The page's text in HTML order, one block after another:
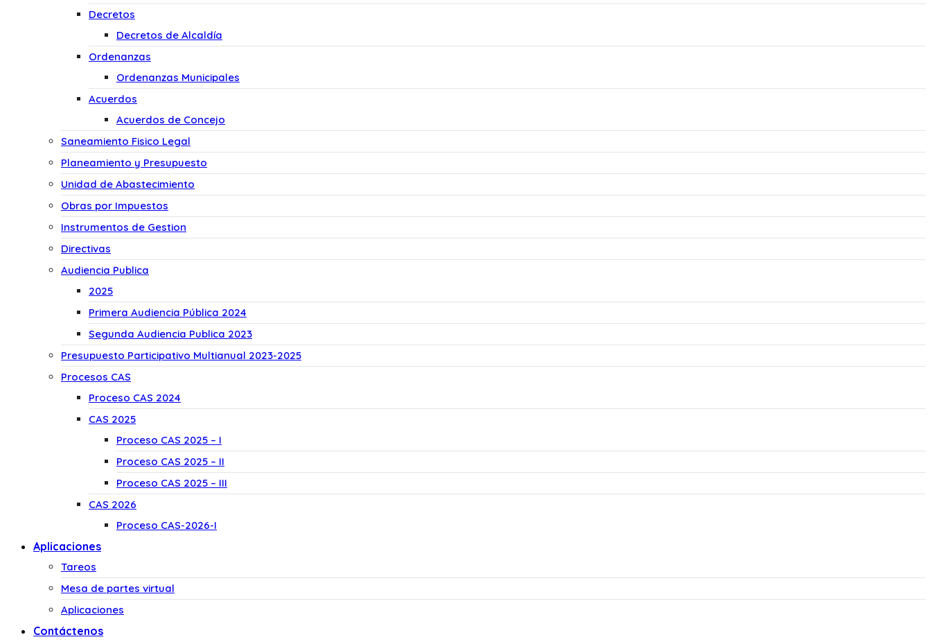
Decretos
Decretos de Alcaldía
Ordenanzas
Ordenanzas Municipales
Acuerdos
Acuerdos de Concejo
Saneamiento Fisico Legal
Planeamiento y Presupuesto
Unidad de Abastecimiento
Obras por Impuestos
Instrumentos de Gestion
Directivas
Audiencia Publica
2025
Primera Audiencia Pública 2024
Segunda Audiencia Publica 2023
Presupuesto Participativo Multianual 2023-2025
Procesos CAS
Proceso CAS 2024
CAS 2025
Proceso CAS 2025 – I
Proceso CAS 2025 – II
Proceso CAS 2025 – III
CAS 2026
Proceso CAS-2026-I
Aplicaciones
Tareos
Mesa de partes virtual
Aplicaciones
Contáctenos